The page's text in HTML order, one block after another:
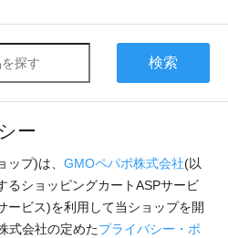
検索
ー
ップ)は、 GMOペパボ株式会社(以
るショッピングカートASPサービ
ービス)を利用して当ショップを開
式会社の定めたプライバシー・ポ